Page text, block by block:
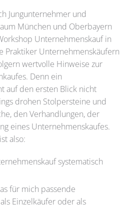
Jungunternehmer und
München und Oberbayern
Unternehmenskauf in
Praktiker Unternehmenskäufern
wertvolle Hinweise zur
Denn ein
auf den ersten Blick nicht
drohen Stolpersteine und
den Verhandlungen, der
eines Unternehmenskaufes.
also:
systematisch
für mich passende
Einzelkäufer oder als